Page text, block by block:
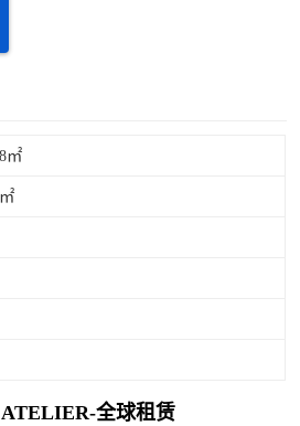
㎡
全球租赁